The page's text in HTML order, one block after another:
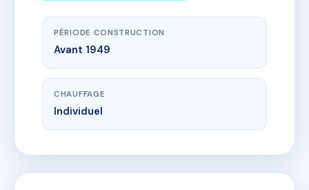
PÉRIODE CONSTRUCTION
Avant 1949
CHAUFFAGE
Individuel